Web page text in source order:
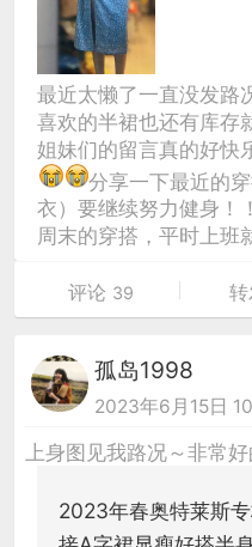
最近太懒了一直没发路
喜欢的半裙也还有库存
姐妹们的留言真的好快
分享一下最近的
衣）要继续努力健身！
周末的穿搭，平时上班
评论 39 转
孤岛1998
2023年6月15日
上身图见我路况～非常
2023年春奥特莱斯